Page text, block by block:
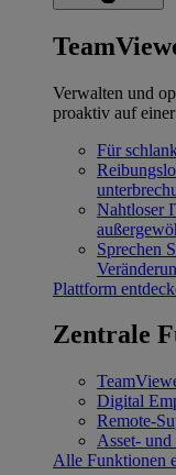
Verwalten und
proaktiv auf
Für
Nahtloser
Sprechen
Plattform
Zentrale
Digital
Remote-
Asset-
Alle Funktionen